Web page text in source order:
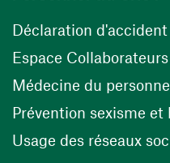
Déclaration d'accident
Espace Collaborateurs
Médecine du
Prévention sexisme
Usage des réseaux